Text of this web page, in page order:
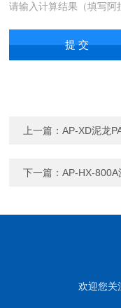
请输入计算结果（填写阿
上一篇：AP-XD泥龙
下一篇：AP-HX-
欢迎您关